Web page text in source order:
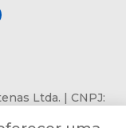
Ltda. | CNPJ: